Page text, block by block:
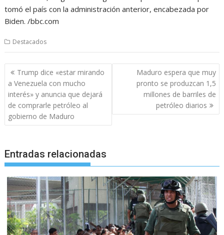
tomó el país con la administración anterior, encabezada por
Biden. /bbc.com
Destacados
Navegación
de
entradas
Trump dice «estar mirando
a Venezuela con mucho
interés» y anuncia que dejará
de comprarle petróleo al
gobierno de Maduro
Maduro espera que muy
pronto se produzcan 1,5
millones de barriles de
petróleo diarios
Entradas relacionadas